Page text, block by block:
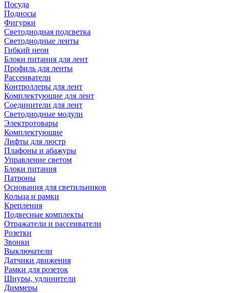
Посуда
Подносы
Фигурки
Светодиодная подсветка
Светодиодные ленты
Гибкий неон
Блоки питания для лент
Профиль для ленты
Рассеиватели
Контроллеры для лент
Комплектующие для лент
Соединители для лент
Светодиодные модули
Электротовары
Комплектующие
Лифты для люстр
Плафоны и абажуры
Управление светом
Блоки питания
Патроны
Основания для светильников
Кольца и рамки
Крепления
Подвесные комплекты
Отражатели и рассеиватели
Розетки
Звонки
Выключатели
Датчики движения
Рамки для розеток
Шнуры, удлинители
Диммеры